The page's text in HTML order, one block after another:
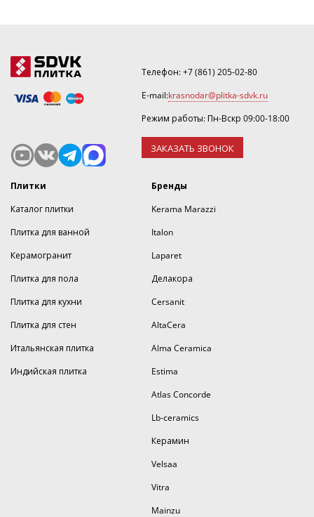
Телефон:+7 (861) 205-02-80
E-mail:krasnodar@plitka-sdvk.ru
Режим работы: Пн-Вскр 09:00-18:00
ЗАКАЗАТЬ ЗВОНОК
Плитки
Каталог плитки
Плитка для ванной
Керамогранит
Плитка для пола
Плитка для кухни
Плитка для стен
Итальянская плитка
Индийская плитка
Бренды
Kerama Marazzi
Italon
Laparet
Делакора
Cersanit
AltaCera
Alma Ceramica
Estima
Atlas Concorde
Lb-ceramics
Керамин
Velsaa
Vitra
Mainzu